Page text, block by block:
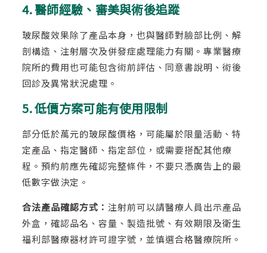
4. 醫師經驗、審美與術後追蹤
玻尿酸效果除了產品本身，也與醫師對臉部比例、解
剖構造、注射層次及併發症處理能力有關。專業醫療
院所的費用也可能包含術前評估、同意書說明、術後
回診及異常狀況處理。
5. 低價方案可能有使用限制
部分低於萬元的玻尿酸價格，可能屬於限量活動、特
定產品、指定醫師、指定部位，或需要搭配其他療
程。預約前應先確認完整條件，不要只憑廣告上的最
低數字做決定。
合法產品確認方式：注射前可以請醫療人員出示產品
外盒，確認品名、容量、製造批號、有效期限及衛生
福利部醫療器材許可證字號，並慎選合格醫療院所。